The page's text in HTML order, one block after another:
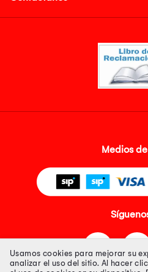
Medios
Usamos cookies para mejorar su
analizar el uso del sitio. Al hacer